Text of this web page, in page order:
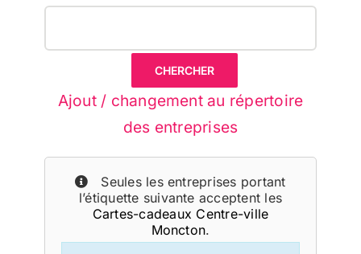
Ajout / changement au répertoire
des entreprises
Seules les entreprises portant
l’étiquette suivante acceptent les
Cartes-cadeaux Centre-ville
Moncton.